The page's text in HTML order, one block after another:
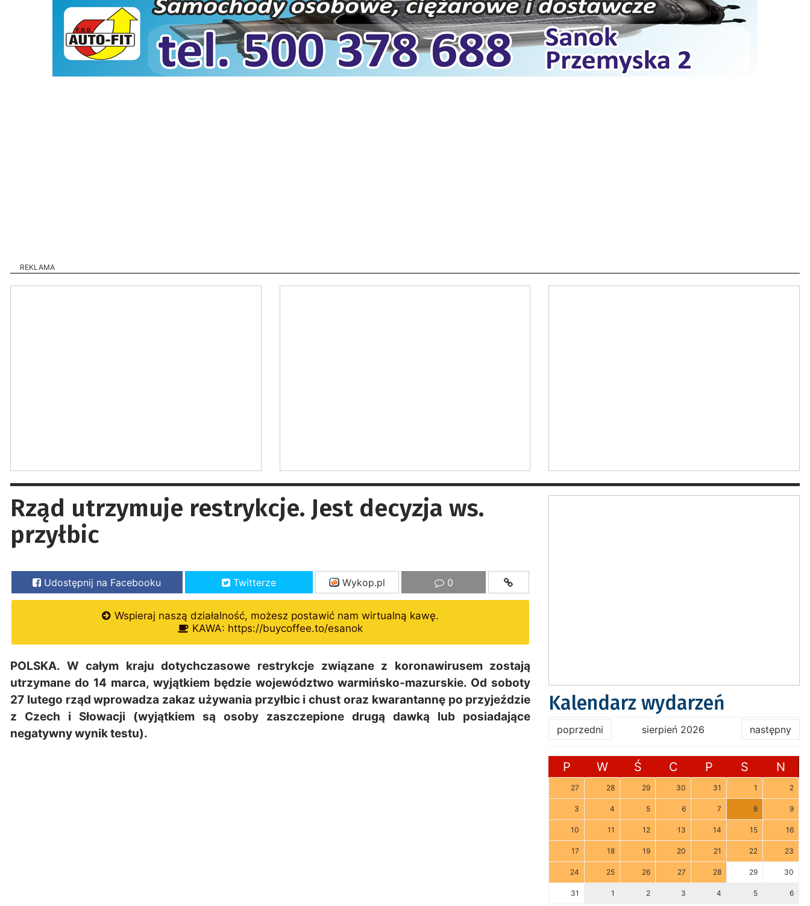
REKLAMA
Rząd utrzymuje restrykcje. Jest decyzja ws.
przyłbic
Udostępnij na Facebooku Twitterze Wykop.pl 0
Wspieraj naszą działalność, możesz postawić nam wirtualną kawę.
KAWA: https://buycoffee.to/esanok
POLSKA. W całym kraju dotychczasowe restrykcje związane z koronawirusem zostają
utrzymane do 14 marca, wyjątkiem będzie województwo warmińsko-mazurskie. Od soboty
27 lutego rząd wprowadza zakaz używania przyłbic i chust oraz kwarantannę po przyjeździe
z Czech i Słowacji (wyjątkiem są osoby zaszczepione drugą dawką lub posiadające
negatywny wynik testu).
Kalendarz wydarzeń
poprzedni sierpień 2026 następny
P W Ś C P S N
27 28 29 30 31 1 2
3 4 5 6 7 8 9
10 11 12 13 14 15 16
17 18 19 20 21 22 23
24 25 26 27 28 29 30
31 1 2 3 4 5 6